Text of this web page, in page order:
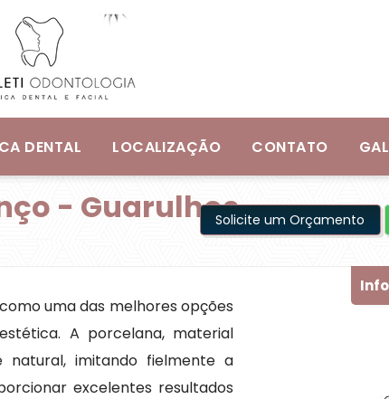
DENTAL LOCALIZAÇÃO CONTATO
- GuarulhosSolicite um Orçamento
uma das melhores opções
A porcelana, material
natural, imitando fielmente a
excelentes resultados